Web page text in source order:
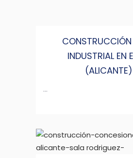
CONSTRUCCIÓN
INDUSTRIAL EN
(ALICANTE)
...